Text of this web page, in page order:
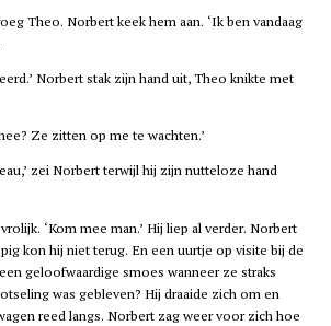
Theo. Norbert keek hem aan. ‘Ik ben vandaag
Norbert stak zijn hand uit, Theo knikte met
Ze zitten op me te wachten.’
zei Norbert terwijl hij zijn nutteloze hand
‘Kom mee man.’ Hij liep al verder. Norbert
kon hij niet terug. En een uurtje op visite bij de
geloofwaardige smoes wanneer ze straks
was gebleven? Hij draaide zich om en
reed langs. Norbert zag weer voor zich hoe